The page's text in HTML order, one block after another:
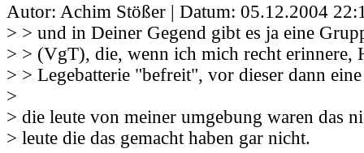
Autor: Achim Stößer | Datum: 05.12.2004
> > und in Deiner Gegend gibt es ja eine
> > (VgT), die, wenn ich mich recht erinnere,
> > Legebatterie "befreit", vor dieser dann eine
>
> die leute von meiner umgebung waren das
> leute die das gemacht haben gar nicht.